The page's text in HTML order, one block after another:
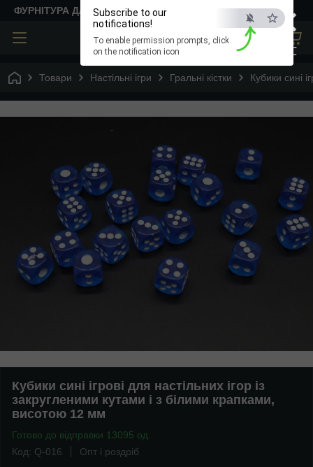
×
ESC
Subscribe to our
notifications!
To enable permission prompts, click
on the notification icon
ФУРНІТУРА ДЛЯ ТВОРЧОСТІ
Товари Настільні ігри Гральні кістки Кубики сині
Кубики сині ігрові для настільних ігор із
закругленими кутами і з білими крапками,
висотою 12 мм
Готово до відправки 13095 од.
Код: Q-016
Опт і роздріб